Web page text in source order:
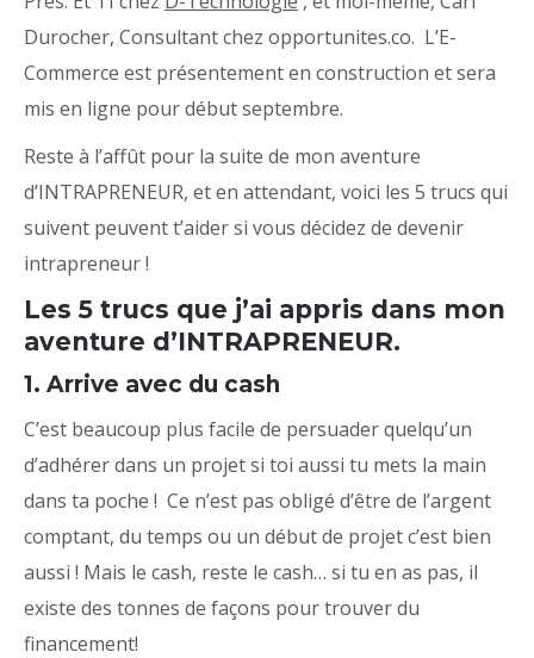
Durocher, Consultant chez opportunites.co. L’E-
Commerce est présentement en construction et sera
mis en ligne pour début septembre.
Reste à l’affût pour la suite de mon aventure
d’INTRAPRENEUR, et en attendant, voici les 5 trucs qui
suivent peuvent t’aider si vous décidez de devenir
intrapreneur !
Les 5 trucs que j’ai appris dans mon
aventure d’INTRAPRENEUR.
1. Arrive avec du cash
C’est beaucoup plus facile de persuader quelqu’un
d’adhérer dans un projet si toi aussi tu mets la main
dans ta poche ! Ce n’est pas obligé d’être de l’argent
comptant, du temps ou un début de projet c’est bien
aussi ! Mais le cash, reste le cash… si tu en as pas, il
existe des tonnes de façons pour trouver du
financement!